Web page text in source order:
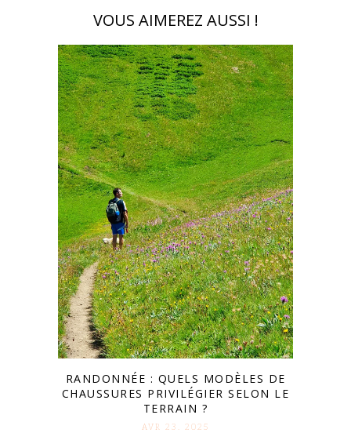
VOUS AIMEREZ AUSSI !
RANDONNÉE : QUELS MODÈLES DE
CHAUSSURES PRIVILÉGIER SELON LE
TERRAIN ?
AVR 23. 2025